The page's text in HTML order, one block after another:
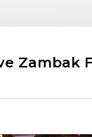
Zambak